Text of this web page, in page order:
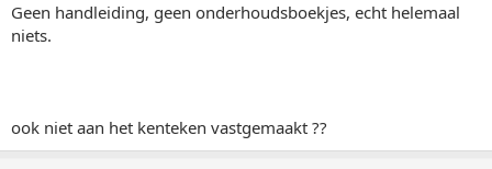
Geen handleiding, geen onderhoudsboekjes, echt helemaal
niets.
ook niet aan het kenteken vastgemaakt ??